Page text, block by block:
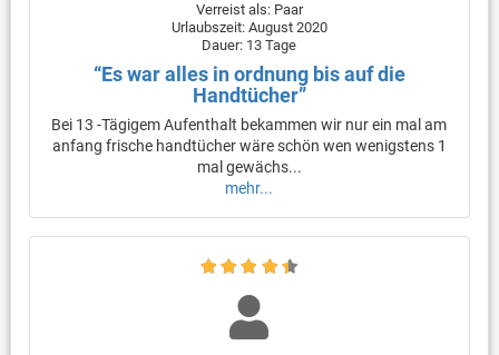
Verreist als: Paar
Urlaubszeit: August 2020
Dauer: 13 Tage
“Es war alles in ordnung bis auf die
Handtücher”
Bei 13 -Tägigem Aufenthalt bekammen wir nur ein mal am
anfang frische handtücher wäre schön wen wenigstens 1
mal gewächs...
mehr...